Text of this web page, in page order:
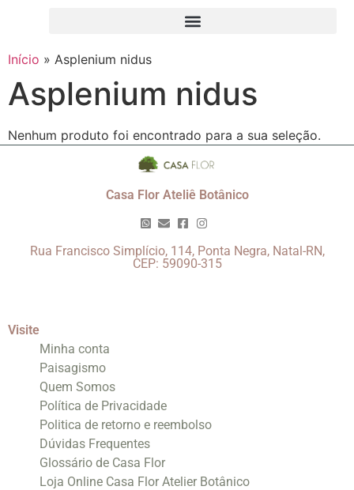
Início » Asplenium nidus
Asplenium nidus
Nenhum produto foi encontrado para a sua seleção.
Casa Flor Ateliê Botânico
Rua Francisco Simplício, 114, Ponta Negra, Natal-RN,
CEP: 59090-315
Visite
Minha conta
Paisagismo
Quem Somos
Política de Privacidade
Politica de retorno e reembolso
Dúvidas Frequentes
Glossário de Casa Flor
Loja Online Casa Flor Atelier Botânico